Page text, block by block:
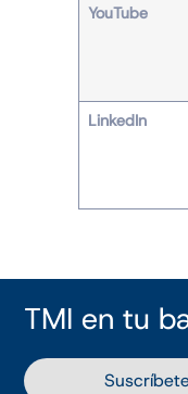
YouTube
LinkedIn
TMI en tu